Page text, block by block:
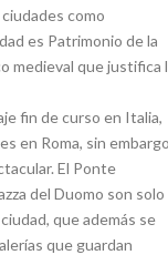
como
es Patrimonio de la
medieval que justifica
fin de curso en Italia,
en Roma, sin
El Ponte
del Duomo son solo
que además se
que guardan